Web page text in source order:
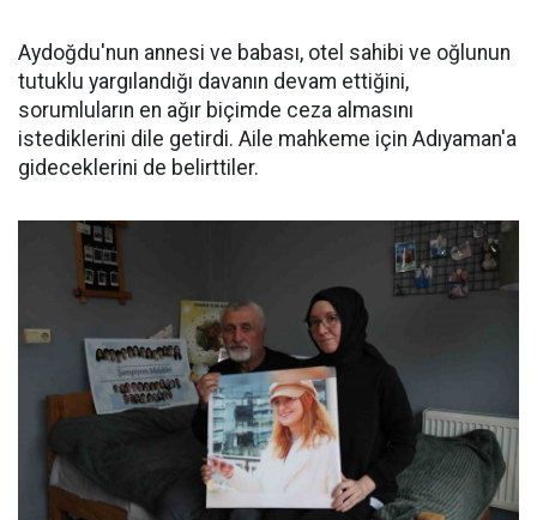
Aydoğdu'nun annesi ve babası, otel sahibi ve oğlunun
tutuklu yargılandığı davanın devam ettiğini,
sorumluların en ağır biçimde ceza almasını
istediklerini dile getirdi. Aile mahkeme için Adıyaman'a
gideceklerini de belirttiler.